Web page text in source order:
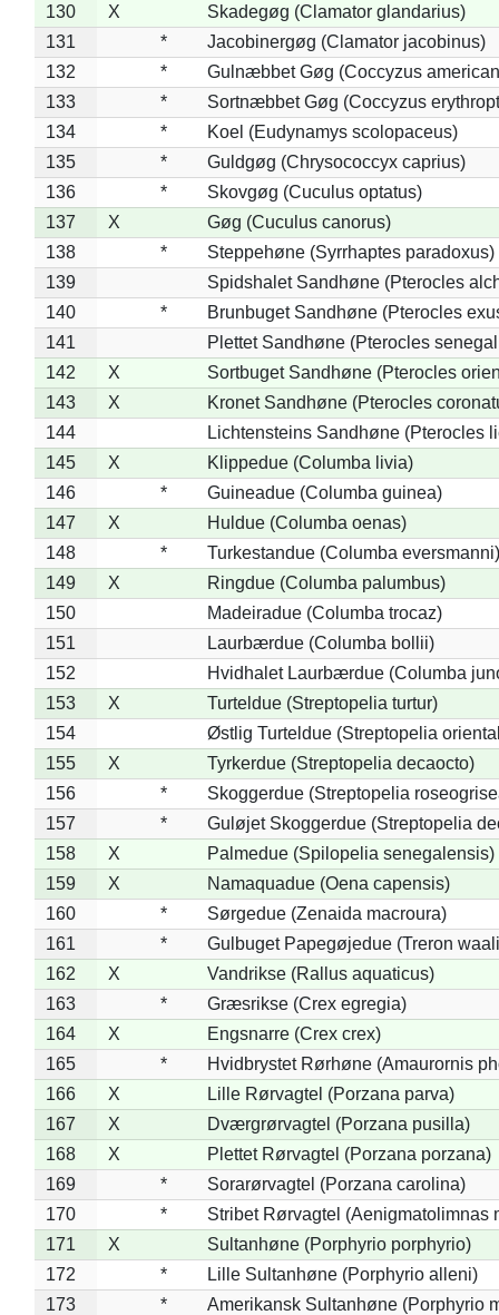
130
X
Skadegøg (Clamator glandarius)
131
*
Jacobinergøg (Clamator jacobinus)
132
*
Gulnæbbet Gøg (Coccyzus
133
*
Sortnæbbet Gøg (Coccyzus
134
*
Koel (Eudynamys scolopaceus)
135
*
Guldgøg (Chrysococcyx caprius)
136
*
Skovgøg (Cuculus optatus)
137
X
Gøg (Cuculus canorus)
138
*
Steppehøne (Syrrhaptes paradoxus)
139
Spidshalet Sandhøne (Pterocles
140
*
Brunbuget Sandhøne (Pterocles
141
Plettet Sandhøne (Pterocles
142
X
Sortbuget Sandhøne (Pterocles
143
X
Kronet Sandhøne (Pterocles
144
Lichtensteins Sandhøne (Pterocles
145
X
Klippedue (Columba livia)
146
*
Guineadue (Columba guinea)
147
X
Huldue (Columba oenas)
148
*
Turkestandue (Columba eversmanni)
149
X
Ringdue (Columba palumbus)
150
Madeiradue (Columba trocaz)
151
Laurbærdue (Columba bollii)
152
Hvidhalet Laurbærdue (Columba
153
X
Turteldue (Streptopelia turtur)
154
Østlig Turteldue (Streptopelia
155
X
Tyrkerdue (Streptopelia decaocto)
156
*
Skoggerdue (Streptopelia
157
*
Guløjet Skoggerdue (Streptopelia
158
X
Palmedue (Spilopelia senegalensis)
159
X
Namaquadue (Oena capensis)
160
*
Sørgedue (Zenaida macroura)
161
*
Gulbuget Papegøjedue (Treron
162
X
Vandrikse (Rallus aquaticus)
163
*
Græsrikse (Crex egregia)
164
X
Engsnarre (Crex crex)
165
*
Hvidbrystet Rørhøne (Amaurornis
166
X
Lille Rørvagtel (Porzana parva)
167
X
Dværgrørvagtel (Porzana pusilla)
168
X
Plettet Rørvagtel (Porzana porzana)
169
*
Sorarørvagtel (Porzana carolina)
170
*
Stribet Rørvagtel (Aenigmatolimnas
171
X
Sultanhøne (Porphyrio porphyrio)
172
*
Lille Sultanhøne (Porphyrio alleni)
173
*
Amerikansk Sultanhøne (Porphyrio